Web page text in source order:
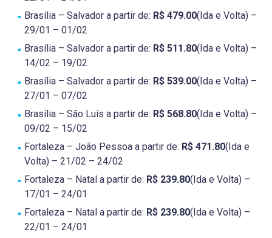
Brasília – Salvador a partir de: R$ 479.00(Ida e Volta) –
29/01 – 01/02
Brasília – Salvador a partir de: R$ 511.80(Ida e Volta) –
14/02 – 19/02
Brasília – Salvador a partir de: R$ 539.00(Ida e Volta) –
27/01 – 07/02
Brasília – São Luís a partir de: R$ 568.80(Ida e Volta) –
09/02 – 15/02
Fortaleza – João Pessoa a partir de: R$ 471.80(Ida e
Volta) – 21/02 – 24/02
Fortaleza – Natal a partir de: R$ 239.80(Ida e Volta) –
17/01 – 24/01
Fortaleza – Natal a partir de: R$ 239.80(Ida e Volta) –
22/01 – 24/01